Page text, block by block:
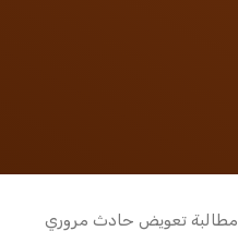
مطالبة تعويض حادث مروري